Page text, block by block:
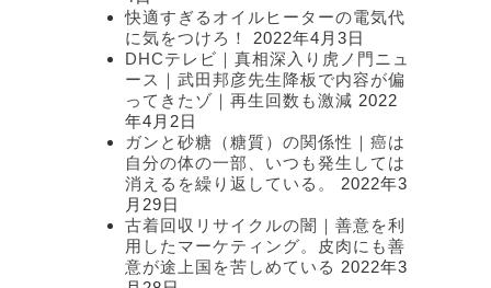
快適すぎるオイルヒーターの電気代
に気をつけろ！
2022年4月3日
DHCテレビ｜真相深入り虎ノ門ニュ
ース｜武田邦彦先生降板で内容が偏
ってきたゾ｜再生回数も激減 2022
年4月2日
ガンと砂糖（糖質）の関係性｜癌は
自分の体の一部、いつも発生しては
消えるを繰り返している。
2022年3
月29日
古着回収リサイクルの闇｜善意を利
用したマーケティング。皮肉にも善
意が途上国を苦しめている 2022年3